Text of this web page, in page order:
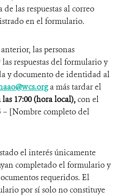
las respuestas al correo
en el formulario.
las personas
respuestas del formulario y
y documento de identidad al
a más tardar el
17:00 (hora local),con el
– [Nombre completo del
el interés únicamente
completado el formulario y
requeridos. El
por sí solo no constituye